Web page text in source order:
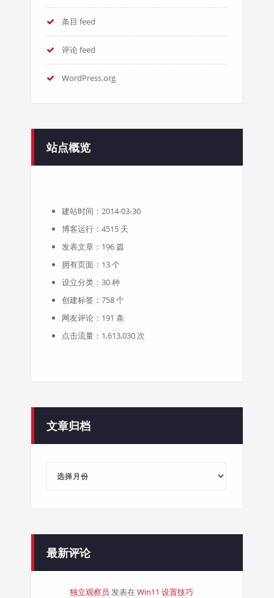
条目 feed
评论 feed
WordPress.org
站点概览
建站时间：2014-03-30
博客运行：4515 天
发表文章：196 篇
拥有页面：13 个
设立分类：30 种
创建标签：758 个
网友评论：191 条
点击流量：1,613,030 次
文章归档
最新评论
独立观察员 发表在 Win11 设置技巧